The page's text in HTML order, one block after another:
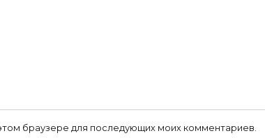
браузере для последующих моих комментариев.